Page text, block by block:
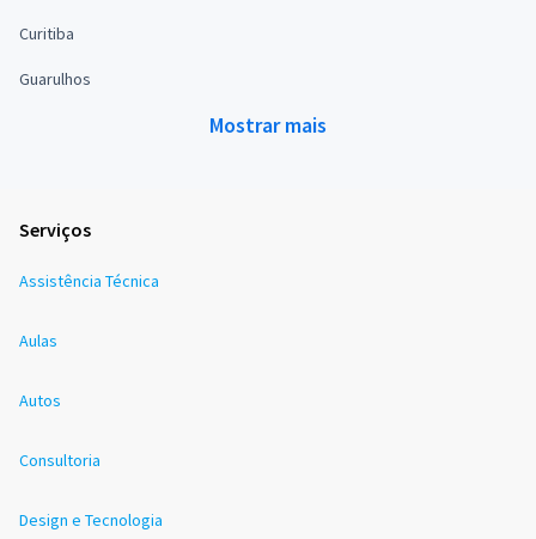
Curitiba
Guarulhos
Mostrar mais
Serviços
Assistência Técnica
Aulas
Autos
Consultoria
Design e Tecnologia